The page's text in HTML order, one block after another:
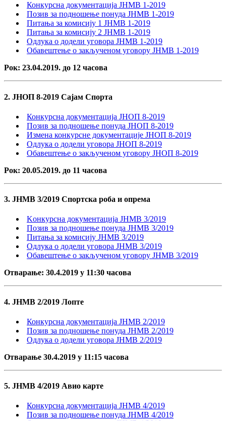
Конкурсна документација ЈНМВ 1-2019
Позив за подношење понуда ЈНМВ 1-2019
Питања за комисију 1 ЈНМВ 1-2019
Питања за комисију 2 ЈНМВ 1-2019
Одлука о додели уговора ЈНМВ 1-2019
Обавештење о закљученом уговору ЈНМВ 1-2019
Рок: 23.04.2019. до 12 часова
2. ЈНОП 8-2019 Сајам Спорта
Конкурсна документација ЈНОП 8-2019
Позив за подношење понуда ЈНОП 8-2019
Измена конкурсне документације ЈНОП 8-2019
Одлука о додели уговора ЈНОП 8-2019
Обавештење о закљученом уговору ЈНОП 8-2019
Рок: 20.05.2019. до 11 часова
3. ЈНМВ 3/2019 Спортска роба и опрема
Kонкурсна документација ЈНМВ 3/2019
Позив за подношење понуда ЈНМВ 3/2019
Питања за комисију ЈНМВ 3/2019
Одлука о додели уговора ЈНМВ 3/2019
Обавештење о закљученом уговору ЈНМВ 3/2019
Отварање: 30.4.2019 у 11:30 часова
4. ЈНМВ 2/2019 Лопте
Конкурсна документација ЈНМВ 2/2019
Позив за подношење понуда ЈНМВ 2/2019
Одлука о додели уговора ЈНМВ 2/2019
Отварање 30.4.2019 у 11:15 часова
5. ЈНМВ 4/2019 Авио карте
Конкурсна документација ЈНМВ 4/2019
Позив за подношење понуда ЈНМВ 4/2019